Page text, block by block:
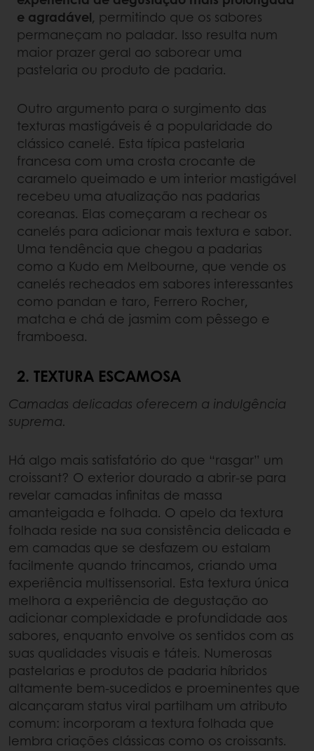
e agradável, permitindo que os sabores
permaneçam no paladar. Isso resulta num
maior prazer geral ao saborear uma
pastelaria ou produto de padaria.
Outro argumento para o surgimento das
texturas mastigáveis é a popularidade do
clássico canelé. Esta típica pastelaria
francesa com uma crosta crocante de
caramelo queimado e um interior mastigável
recebeu uma atualização nas padarias
coreanas. Elas começaram a rechear os
canelés para adicionar mais textura e sabor.
Uma tendência que chegou a padarias
como a Kudo em Melbourne, que vende os
canelés recheados em sabores interessantes
como pandan e taro, Ferrero Rocher,
matcha e chá de jasmim com pêssego e
framboesa.
2. TEXTURA ESCAMOSA
Camadas delicadas oferecem a indulgência
suprema.
Há algo mais satisfatório do que “rasgar” um
croissant? O exterior dourado a abrir-se para
revelar camadas infinitas de massa
amanteigada e folhada. O apelo da textura
folhada reside na sua consistência delicada e
em camadas que se desfazem ou estalam
facilmente quando trincamos, criando uma
experiência multissensorial. Esta textura única
melhora a experiência de degustação ao
adicionar complexidade e profundidade aos
sabores, enquanto envolve os sentidos com as
suas qualidades visuais e táteis. Numerosas
pastelarias e produtos de padaria híbridos
altamente bem-sucedidos e proeminentes que
alcançaram status viral partilham um atributo
comum: incorporam a textura folhada que
lembra criações clássicas como os croissants.